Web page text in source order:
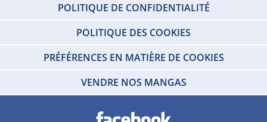
POLITIQUE DE CONFIDENTIALITÉ
POLITIQUE DES COOKIES
PRÉFÉRENCES EN MATIÈRE DE COOKIES
VENDRE NOS MANGAS